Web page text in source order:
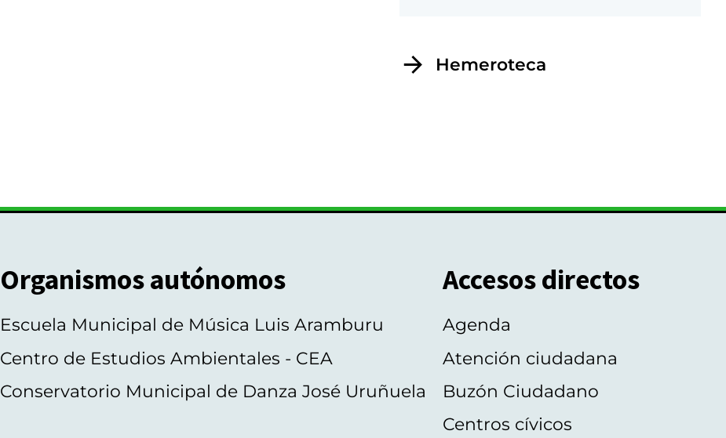
Hemeroteca
Organismos autónomos
Escuela Municipal de Música Luis Aramburu
Centro de Estudios Ambientales - CEA
Conservatorio Municipal de Danza José Uruñuela
Accesos directos
Agenda
Atención ciudadana
Buzón Ciudadano
Centros cívicos